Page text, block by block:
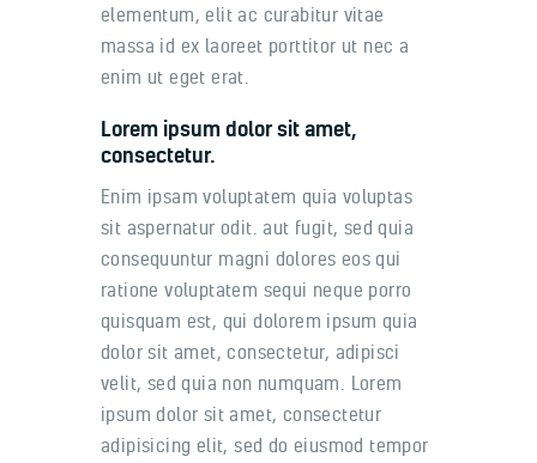
elementum, elit ac curabitur vitae
massa id ex laoreet porttitor ut nec a
enim ut eget erat.
Lorem ipsum dolor sit amet,
consectetur.
Enim ipsam voluptatem quia voluptas
sit aspernatur odit. aut fugit, sed quia
consequuntur magni dolores eos qui
ratione voluptatem sequi neque porro
quisquam est, qui dolorem ipsum quia
dolor sit amet, consectetur, adipisci
velit, sed quia non numquam. Lorem
ipsum dolor sit amet, consectetur
adipisicing elit, sed do eiusmod tempor